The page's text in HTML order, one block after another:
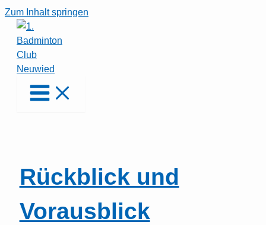
Zum Inhalt springen
Rückblick und
Vorausblick